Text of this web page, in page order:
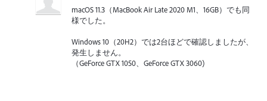
macOS 11.3（MacBook Air Late 2020 M1、16GB）でも同
様でした。
Windows 10（20H2）では2台ほどで確認しましたが、
発生しません。
（GeForce GTX 1050、GeForce GTX 3060)